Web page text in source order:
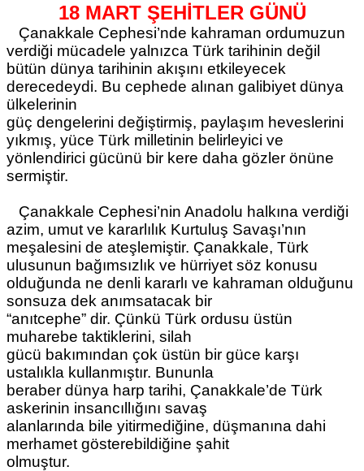
18 MART ŞEHİTLER GÜNÜ
Çanakkale Cephesi’nde kahraman ordumuzun
verdiği mücadele yalnızca Türk tarihinin değil
bütün dünya tarihinin akışını etkileyecek
derecedeydi. Bu cephede alınan galibiyet dünya
ülkelerinin
güç dengelerini değiştirmiş, paylaşım heveslerini
yıkmış, yüce Türk milletinin belirleyici ve
yönlendirici gücünü bir kere daha gözler önüne
sermiştir.
Çanakkale Cephesi’nin Anadolu halkına verdiği
azim, umut ve kararlılık Kurtuluş Savaşı’nın
meşalesini de ateşlemiştir. Çanakkale, Türk
ulusunun bağımsızlık ve hürriyet söz konusu
olduğunda ne denli kararlı ve kahraman olduğunu
sonsuza dek anımsatacak bir
“anıtcephe” dir. Çünkü Türk ordusu üstün
muharebe taktiklerini, silah
gücü bakımından çok üstün bir güce karşı
ustalıkla kullanmıştır. Bununla
beraber dünya harp tarihi, Çanakkale’de Türk
askerinin insancıllığını savaş
alanlarında bile yitirmediğine, düşmanına dahi
merhamet gösterebildiğine şahit
olmuştur.